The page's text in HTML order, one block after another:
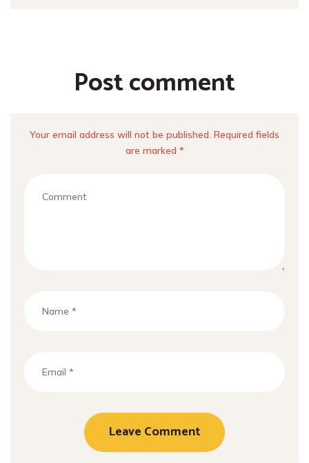
Post comment
Your email address will not be published. Required fields
are marked *